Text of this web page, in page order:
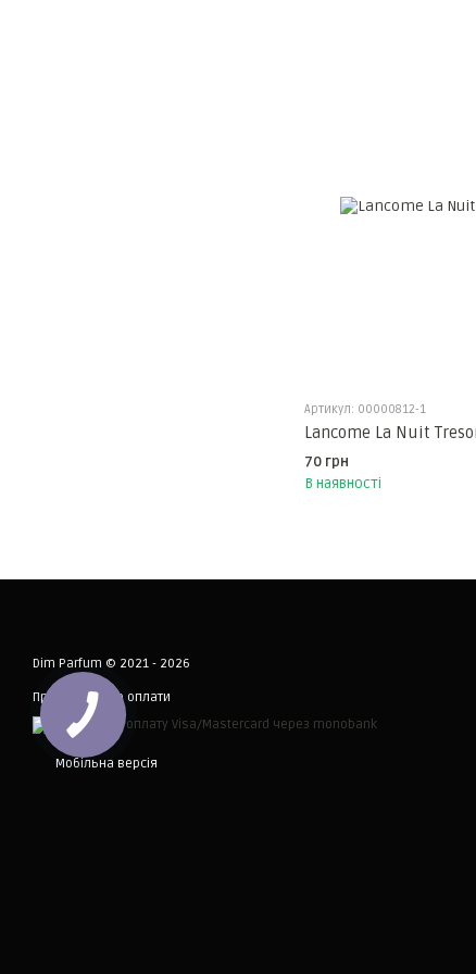
Артикул: 00000812-1
Lancome La Nuit
70 грн
В наявності
Dim Parfum © 2021 - 2026
Приймаємо до оплати
Мобільна версія